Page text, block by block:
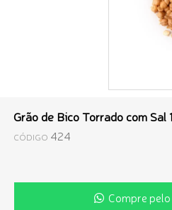
Grão de Bico Torrado com Sal
CÓDIGO 424
Compre